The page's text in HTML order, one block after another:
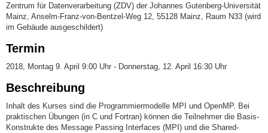
Zentrum für Datenverarbeitung (ZDV) der Johannes Gutenberg-Universität
Mainz, Anselm-Franz-von-Bentzel-Weg 12, 55128 Mainz, Raum N33 (wird
im Gebäude ausgeschildert)
Termin
2018, Montag 9. April 9:00 Uhr - Donnerstag, 12. April 16:30 Uhr
Beschreibung
Inhalt des Kurses sind die Programmiermodelle MPI und OpenMP. Bei
praktischen Übungen (in C und Fortran) können die Teilnehmer die Basis-
Konstrukte des Message Passing Interfaces (MPI) und die Shared-